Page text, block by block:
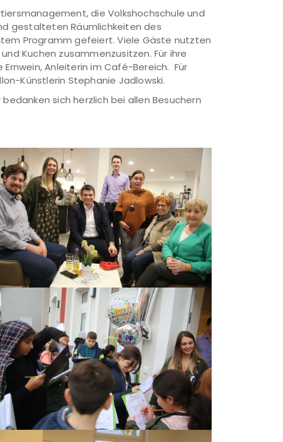
die Volkshochschule und
gestalteten Räumlichkeiten des
Programm gefeiert. Viele Gäste nutzten
Kuchen zusammenzusitzen. Für ihre
Anleiterin im Café-Bereich. Für
Künstlerin Stephanie Jadlowski.
sich herzlich bei allen Besuchern